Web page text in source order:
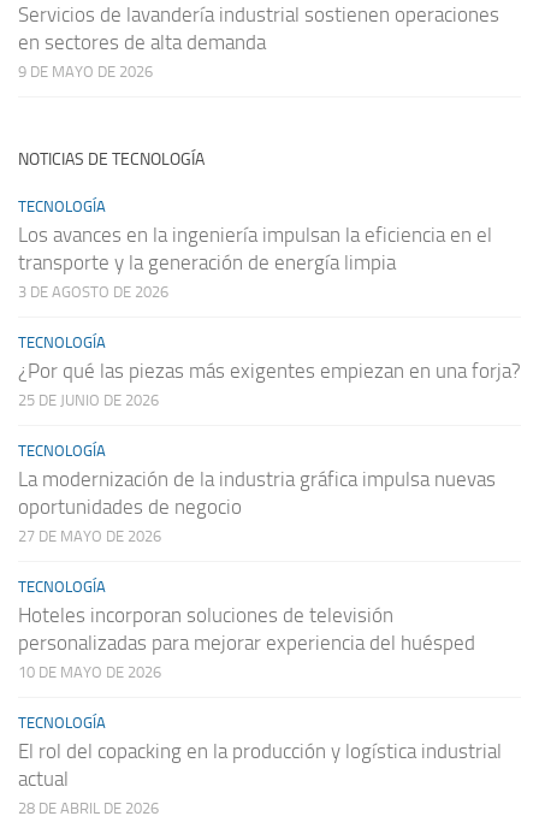
Servicios de lavandería industrial sostienen operaciones
en sectores de alta demanda
9 DE MAYO DE 2026
NOTICIAS DE TECNOLOGÍA
TECNOLOGÍA
Los avances en la ingeniería impulsan la eficiencia en el
transporte y la generación de energía limpia
3 DE AGOSTO DE 2026
TECNOLOGÍA
¿Por qué las piezas más exigentes empiezan en una forja?
25 DE JUNIO DE 2026
TECNOLOGÍA
La modernización de la industria gráfica impulsa nuevas
oportunidades de negocio
27 DE MAYO DE 2026
TECNOLOGÍA
Hoteles incorporan soluciones de televisión
personalizadas para mejorar experiencia del huésped
10 DE MAYO DE 2026
TECNOLOGÍA
El rol del copacking en la producción y logística industrial
actual
28 DE ABRIL DE 2026